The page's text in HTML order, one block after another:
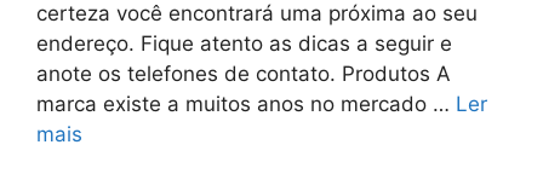
certeza você encontrará uma próxima ao seu
endereço. Fique atento as dicas a seguir e
anote os telefones de contato. Produtos A
marca existe a muitos anos no mercado … Ler
mais